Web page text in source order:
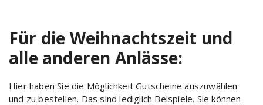
Für die Weihnachtszeit und
alle anderen Anlässe:
Hier haben Sie die Möglichkeit Gutscheine auszuwählen
und zu bestellen. Das sind lediglich Beispiele. Sie können